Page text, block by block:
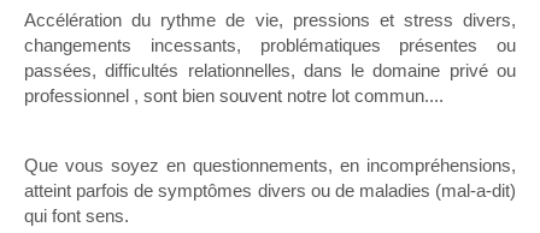
Accélération du rythme de vie, pressions et stress divers,
changements incessants, problématiques présentes ou
passées, difficultés relationnelles, dans le domaine privé ou
professionnel , sont bien souvent notre lot commun....
Que vous soyez en questionnements, en incompréhensions,
atteint parfois de symptômes divers ou de maladies (mal-a-dit)
qui font sens.